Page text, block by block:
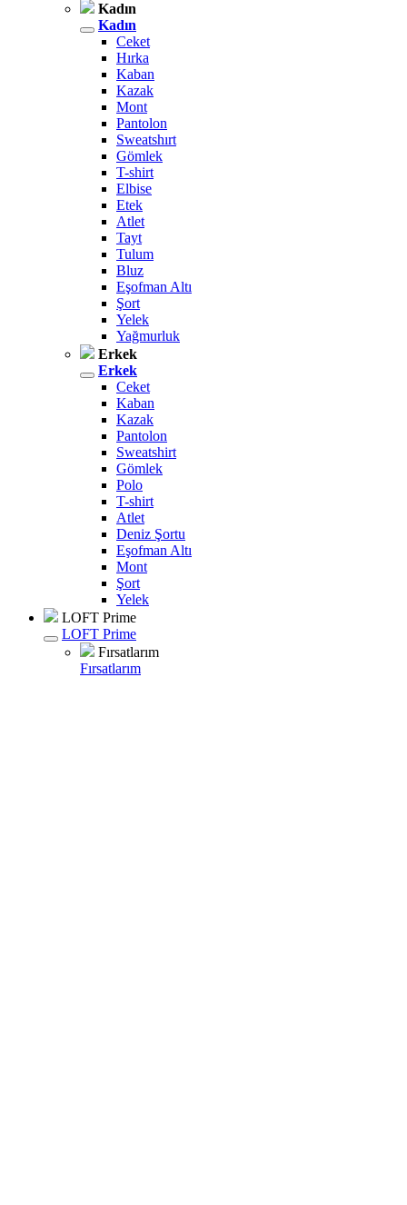
Kadın
Kadın
Ceket
Hırka
Kaban
Kazak
Mont
Pantolon
Sweatshırt
Gömlek
T-shirt
Elbise
Etek
Atlet
Tayt
Tulum
Bluz
Eşofman Altı
Şort
Yelek
Yağmurluk
Erkek
Erkek
Ceket
Kaban
Kazak
Pantolon
Sweatshirt
Gömlek
Polo
T-shirt
Atlet
Deniz Şortu
Eşofman Altı
Mont
Şort
Yelek
LOFT Prime
LOFT Prime
Fırsatlarım
Fırsatlarım